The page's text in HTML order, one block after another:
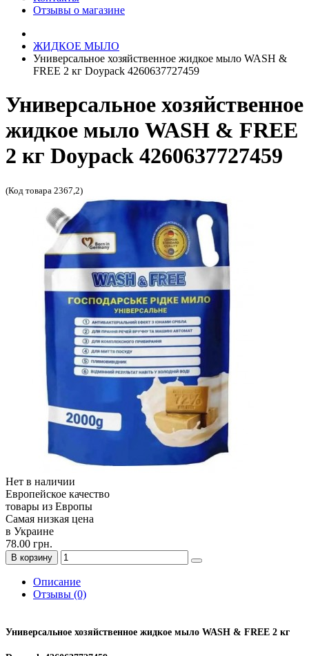
Отзывы о магазине
ЖИДКОЕ МЫЛО
Универсальное хозяйственное жидкое мыло WASH &
FREE 2 кг Doypack 4260637727459
Универсальное хозяйственное
жидкое мыло WASH & FREE
2 кг Doypack 4260637727459
(Код товара 2367,2)
Нет в наличии
Европейское качество
товары из Европы
Самая низкая цена
в Украине
78.00 грн.
В корзину
Описание
Отзывы (0)
Универсальное хозяйственное жидкое мыло WASH & FREE 2 кг